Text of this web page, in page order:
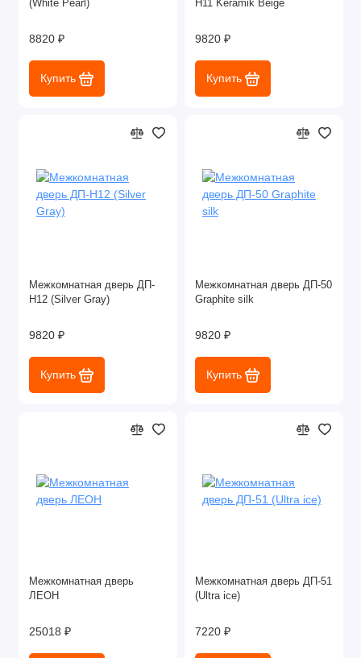
(White Pearl)
8820 ₽
Купить
Н11 Keramik Beige
9820 ₽
Купить
Межкомнатная дверь ДП-
Н12 (Silver Gray)
9820 ₽
Купить
Межкомнатная дверь ДП-50
Graphite silk
9820 ₽
Купить
Межкомнатная дверь
ЛЕОН
25018 ₽
Межкомнатная дверь ДП-51
(Ultra ice)
7220 ₽